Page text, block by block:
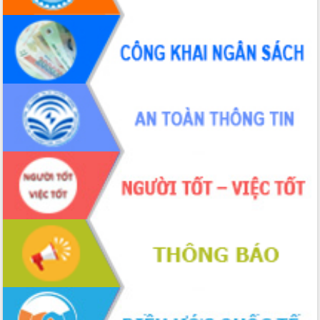
tại Trung tâm Phục vụ hành chính
công tỉnh
Đắk Lắk: Tôn vinh 46 giải pháp tại Hội
thi Sáng tạo Kỹ thuật 2024 - 2025
Đắk Lắk rà soát, điều chỉnh Đề án 190
về phát triển nuôi trồng thủy sản
Phó Chủ tịch UBND tỉnh Đắk Lắk
Trương Công Thái kiểm tra thực địa
Dự án cao tốc Khánh Hòa - Buôn Ma
Thuột
Định vị cà phê Việt Nam như một “di
sản sống” trong dòng chảy toàn cầu
Xây dựng nông thôn mới: Nâng cao đời
sống người dân từ những mô hình thiết
Quyết liệt tháo gỡ vướng mắc, đẩy
nhanh tiến độ các dự án trọng điểm
trong Khu kinh tế Nam Phú Yên
Hòn Yến phát triển du lịch gắn với bảo
tồn biển